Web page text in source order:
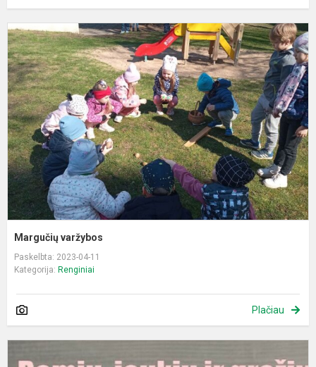
Margučių varžybos
Paskelbta: 2023-04-11
Kategorija: Renginiai
Plačiau